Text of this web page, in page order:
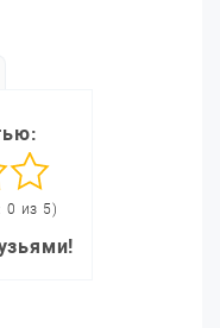
0 из 5)